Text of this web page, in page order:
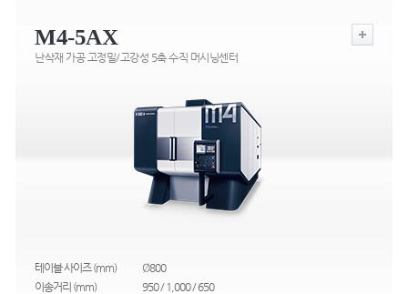
M4-5AX
난삭재 가공 고정밀/고강성 5축 수직 머시닝센터
테이블 사이즈 (mm)
Ø800
이송거리 (mm)
950 / 1,000 / 650